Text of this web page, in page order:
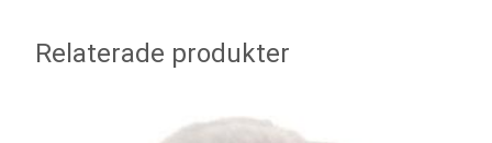
Relaterade produkter